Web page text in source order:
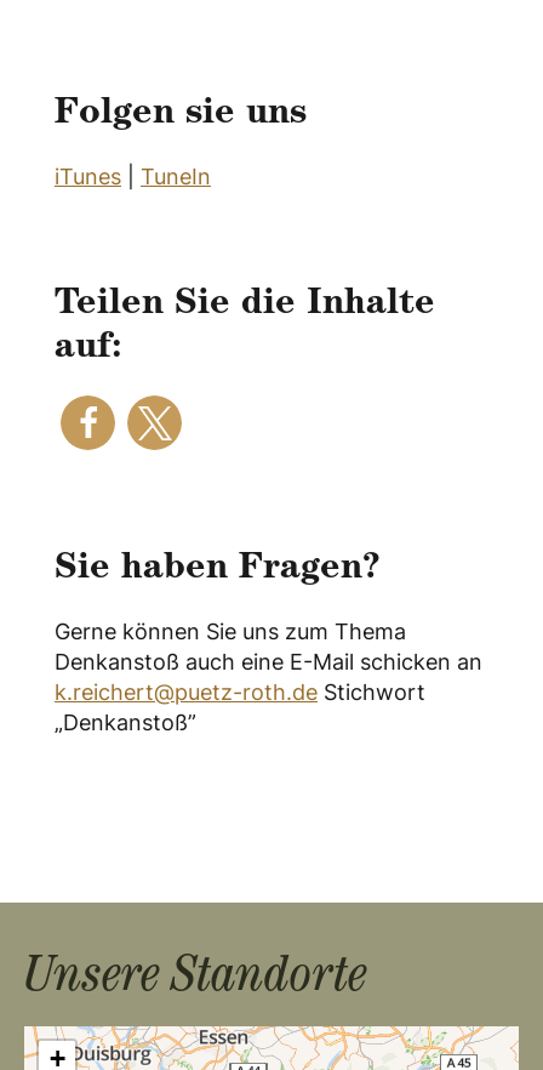
Folgen sie uns
iTunes TuneIn
Teilen Sie die Inhalte
auf:
Sie haben Fragen?
Gerne können Sie uns zum Thema
Denkanstoß auch eine E-Mail schicken an
k.reichert@puetz-roth.de Stichwort
„Denkanstoß”
Unsere Standorte
+